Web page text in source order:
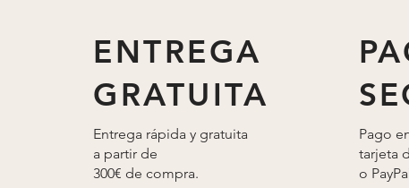
ENTREGA
GRATUITA
Entrega rápida y gratuita
a partir de
300€ de compra.
Pago
tarjeta
o